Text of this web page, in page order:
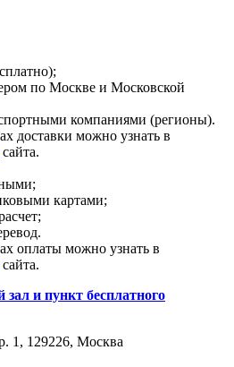
по Москве и Московской
компаниями (регионы).
доставки можно узнать в
сайта.
картами;
оплаты можно узнать в
сайта.
и пункт бесплатного
1, 129226, Москва